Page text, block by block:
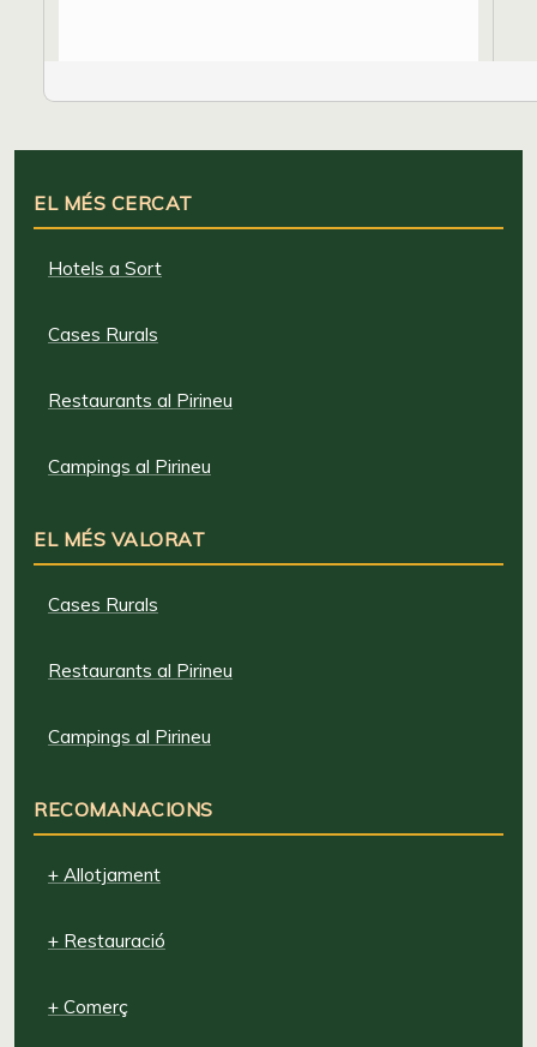
EL MÉS CERCAT
Hotels a Sort
Cases Rurals
Restaurants al Pirineu
Campings al Pirineu
EL MÉS VALORAT
Cases Rurals
Restaurants al Pirineu
Campings al Pirineu
RECOMANACIONS
+ Allotjament
+ Restauració
+ Comerç